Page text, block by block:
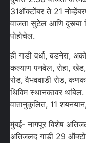
31ऑक्टोंबर ते 21
वाजता सुटेल आणि दुसर्‍या
पोहोचेल.
ही गाडी वर्धा, बडनेरा,
कल्याण पनवेल, रोहा, खेड,
रोड, वैभववाडी रोड,
थिविम स्थानकावर थांबेल.
वातानुकूलित, 11
मुंबई- नागपूर विशेष
अतिजलद गाडी 29